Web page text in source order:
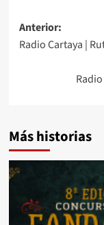
Anterior:
Radio Cartaya |
Más historias